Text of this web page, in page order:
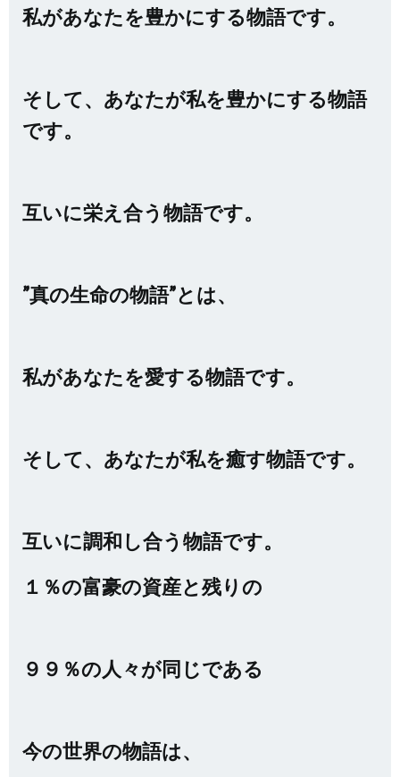
私があなたを豊かにする物語です。
そして、あなたが私を豊かにする物語
です。
互いに栄え合う物語です。
”真の生命の物語”とは、
私があなたを愛する物語です。
そして、あなたが私を癒す物語です。
互いに調和し合う物語です。
１％の富豪の資産と残りの
９９％の人々が同じである
今の世界の物語は、